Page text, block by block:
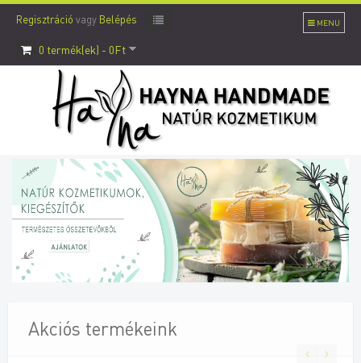
Regisztráció vagy Belépés MENU
0 termék(ek) - 0Ft
Akciós termékeink